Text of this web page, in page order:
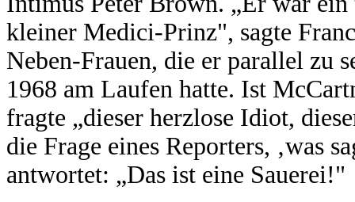
kleiner Medici-Prinz", sagte
Neben-Frauen, die er parallel zu
1968 am Laufen hatte. Ist
fragte „dieser herzlose Idiot,
die Frage eines Reporters, ‚was
antwortet: „Das ist eine Sauerei!"